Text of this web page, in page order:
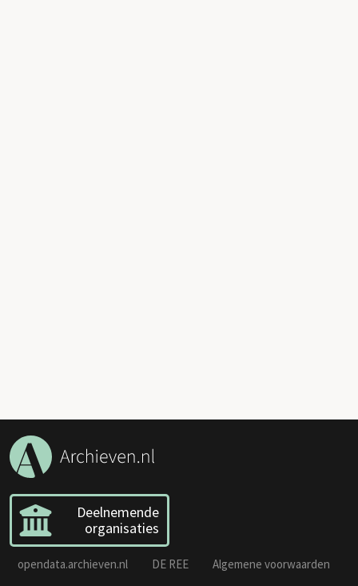
Deelnemende
organisaties
opendata.archieven.nl DE REE
Algemene voorwaarden